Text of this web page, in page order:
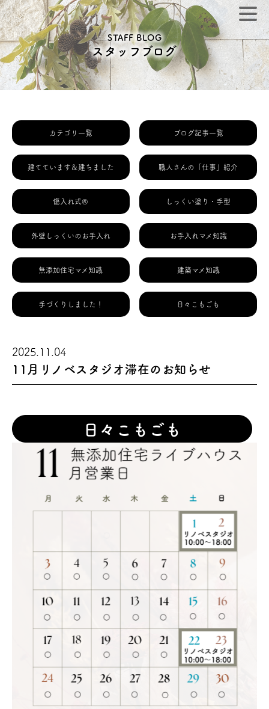
STAFF BLOG
スタッフブログ
カテゴリ一覧 ブログ記事一覧
建てています＆建ちました 職人さんの「仕事」紹介
傷入れ式® しっくい塗り・手型
外壁しっくいのお手入れ お手入れマメ知識
無添加住宅マメ知識 建築マメ知識
手づくりしました！ 日々こもごも
2025.11.04
11月リノベスタジオ滞在のお知らせ